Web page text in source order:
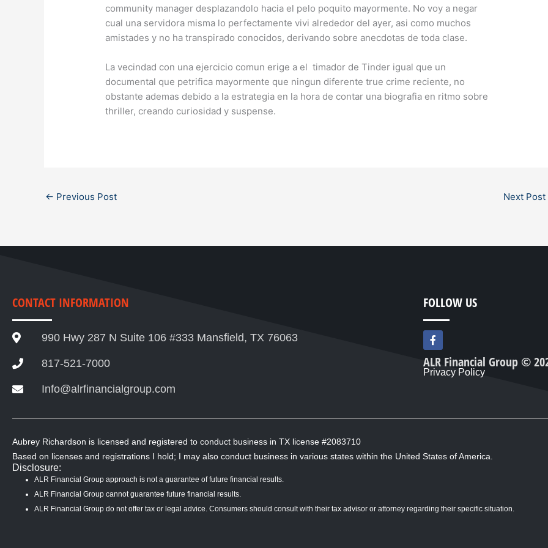
community manager desplazandolo hacia el pelo poquito mayormente. No voy a negar
cual una servidora misma lo perfectamente vivi alrededor del ayer, asi como muchos
amistades y no ha transpirado conocidos, derivando sobre anecdotas de toda clase.
La vecindad con una ejercicio comun erige a el timador de Tinder igual que un
documental que petrifica mayormente que ningun diferente true crime reciente, no
obstante ademas debido a la estrategia en la hora de contar una biografia en ritmo sobre
thriller, creando curiosidad y suspense.
← Previous Post Next Post
CONTACT INFORMATION
990 Hwy 287 N Suite 106 #333 Mansfield, TX 76063
817-521-7000
Info@alrfinancialgroup.com
FOLLOW US
F
a
e
b
f
ALR Financial Group ©
Privacy Policy
Aubrey Richardson is licensed and registered to conduct business in TX license #2083710
Based on licenses and registrations I hold; I may also conduct business in various states within the United States of America.
Disclosure:
ALR Financial Group approach is not a guarantee of future financial results.
ALR Financial Group cannot guarantee future financial results.
ALR Financial Group do not offer tax or legal advice. Consumers should consult with their tax advisor or attorney regarding their specific situation.